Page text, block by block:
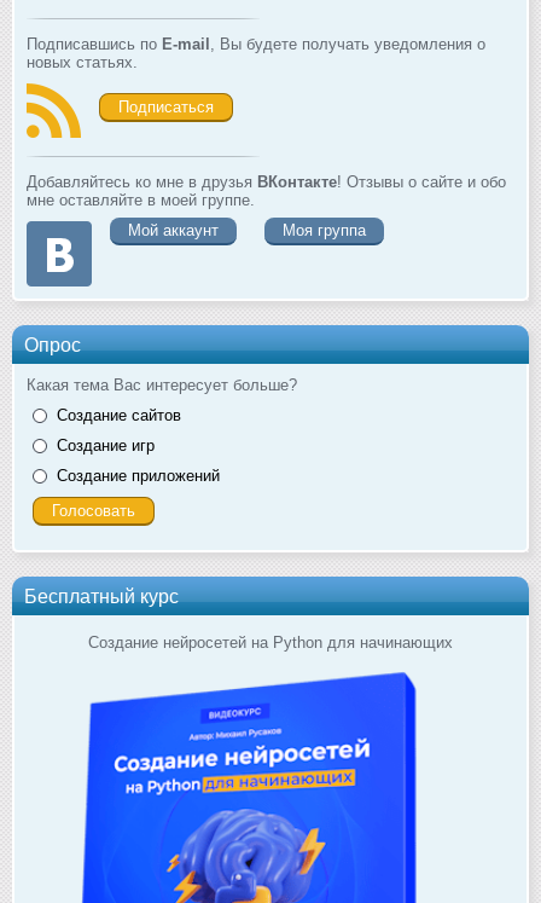
Подписавшись по E-mail
, Вы будете получать уведомления о
новых статьях.
Подписаться
Добавляйтесь ко мне в друзья ВКонтакте! Отзывы о сайте и обо
мне оставляйте в моей группе.
Мой аккаунт
Моя группа
Опрос
Какая тема Вас интересует больше?
Создание сайтов
Создание игр
Создание приложений
Бесплатный курс
Создание нейросетей на Python для начинающих